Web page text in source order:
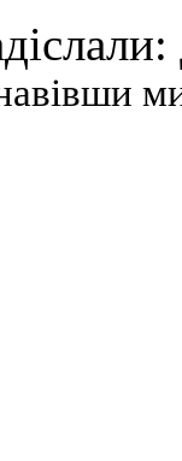
навівши